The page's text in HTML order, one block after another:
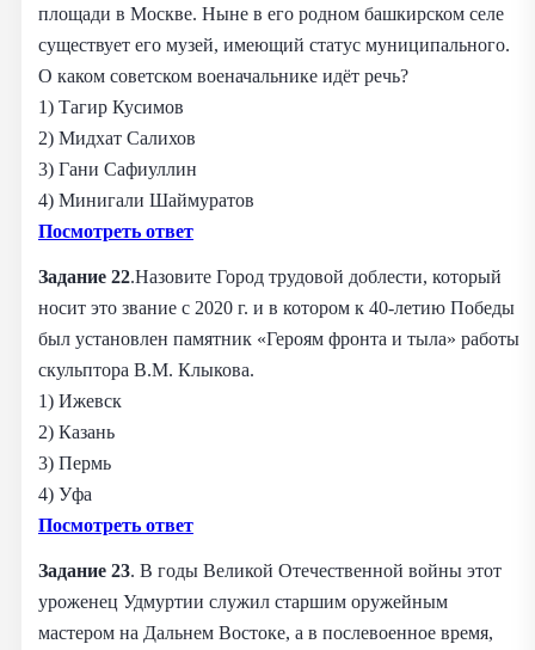
площади в Москве. Ныне в его родном башкирском селе
существует его музей, имеющий статус муниципального.
О каком советском военачальнике идёт речь?
1) Тагир Кусимов
2) Мидхат Салихов
3) Гани Сафиуллин
4) Минигали Шаймуратов
Посмотреть ответ
Задание 22.Назовите Город трудовой доблести, который
носит это звание с 2020 г. и в котором к 40-летию Победы
был установлен памятник «Героям фронта и тыла» работы
скульптора В.М. Клыкова.
1) Ижевск
2) Казань
3) Пермь
4) Уфа
Посмотреть ответ
Задание 23. В годы Великой Отечественной войны этот
уроженец Удмуртии служил старшим оружейным
мастером на Дальнем Востоке, а в послевоенное время,